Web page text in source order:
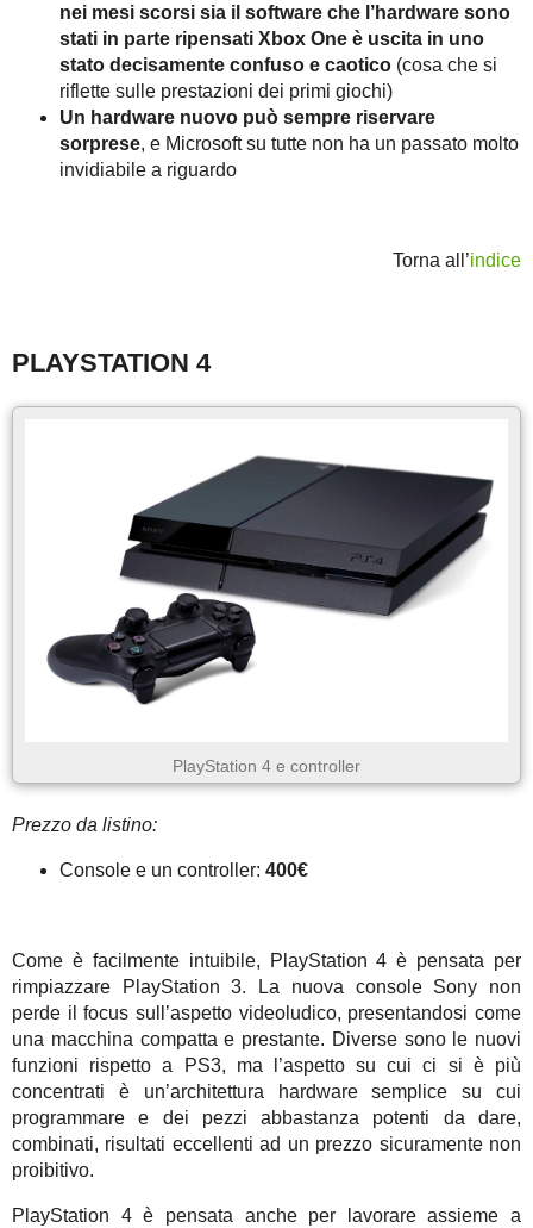
nei mesi scorsi sia il software che l’hardware sono
stati in parte ripensati Xbox One è uscita in uno
stato decisamente confuso e caotico (cosa che si
riflette sulle prestazioni dei primi giochi)
Un hardware nuovo può sempre riservare
sorprese, e Microsoft su tutte non ha un passato molto
invidiabile a riguardo
Torna all’indice
PLAYSTATION 4
PlayStation 4 e controller
Prezzo da listino:
Console e un controller: 400€
Come è facilmente intuibile, PlayStation 4 è pensata per
rimpiazzare PlayStation 3. La nuova console Sony non
perde il focus sull’aspetto videoludico, presentandosi come
una macchina compatta e prestante. Diverse sono le nuovi
funzioni rispetto a PS3, ma l’aspetto su cui ci si è più
concentrati è un’architettura hardware semplice su cui
programmare e dei pezzi abbastanza potenti da dare,
combinati, risultati eccellenti ad un prezzo sicuramente non
proibitivo.
PlayStation 4 è pensata anche per lavorare assieme a